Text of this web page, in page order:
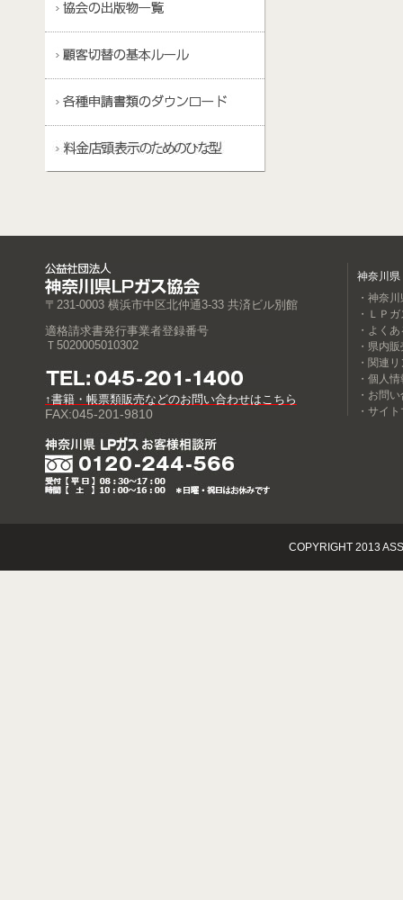
〒231-0003 横浜市中区北仲通3-33 共済ビル別館
適格請求書発行事業者登録番号
Ｔ5020005010302
↑書籍・帳票類販売などのお問い合わせはこちら
FAX:045-201-9810
神奈川県
・神奈
・ＬＰ
・よく
・県内
・関連
・個人
・お問
・サイ
COPYRIGHT 2013